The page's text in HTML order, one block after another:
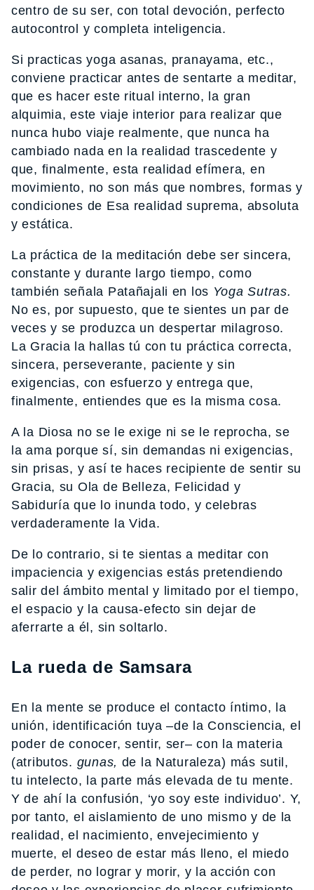
centro de su ser, con total devoción, perfecto
autocontrol y completa inteligencia.
Si practicas yoga asanas, pranayama, etc.,
conviene practicar antes de sentarte a meditar,
que es hacer este ritual interno, la gran
alquimia, este viaje interior para realizar que
nunca hubo viaje realmente, que nunca ha
cambiado nada en la realidad trascedente y
que, finalmente, esta realidad efímera, en
movimiento, no son más que nombres, formas y
condiciones de Esa realidad suprema, absoluta
y estática.
La práctica de la meditación debe ser sincera,
constante y durante largo tiempo, como
también señala Patañajali en los Yoga Sutras.
No es, por supuesto, que te sientes un par de
veces y se produzca un despertar milagroso.
La Gracia la hallas tú con tu práctica correcta,
sincera, perseverante, paciente y sin
exigencias, con esfuerzo y entrega que,
finalmente, entiendes que es la misma cosa.
A la Diosa no se le exige ni se le reprocha, se
la ama porque sí, sin demandas ni exigencias,
sin prisas, y así te haces recipiente de sentir su
Gracia, su Ola de Belleza, Felicidad y
Sabiduría que lo inunda todo, y celebras
verdaderamente la Vida.
De lo contrario, si te sientas a meditar con
impaciencia y exigencias estás pretendiendo
salir del ámbito mental y limitado por el tiempo,
el espacio y la causa-efecto sin dejar de
aferrarte a él, sin soltarlo.
La rueda de Samsara
En la mente se produce el contacto íntimo, la
unión, identificación tuya –de la Consciencia, el
poder de conocer, sentir, ser– con la materia
(atributos. gunas, de la Naturaleza) más sutil,
tu intelecto, la parte más elevada de tu mente.
Y de ahí la confusión, ‘yo soy este individuo’. Y,
por tanto, el aislamiento de uno mismo y de la
realidad, el nacimiento, envejecimiento y
muerte, el deseo de estar más lleno, el miedo
de perder, no lograr y morir, y la acción con